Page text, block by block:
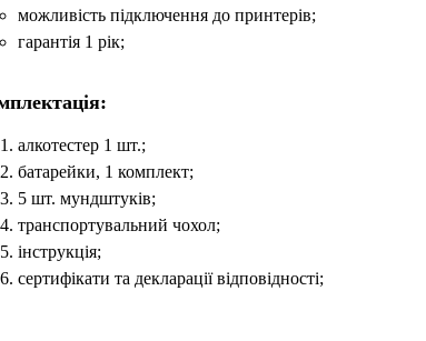
можливість підключення до принтерів;
гарантія 1 рік;
алкотестер 1 шт.;
батарейки, 1 комплект;
5 шт. мундштуків;
транспортувальний чохол;
інструкція;
сертифікати та декларації відповідності;